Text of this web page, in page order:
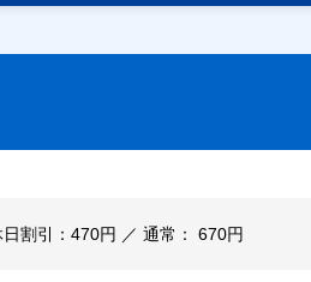
割引：470円 ／ 通常： 670円